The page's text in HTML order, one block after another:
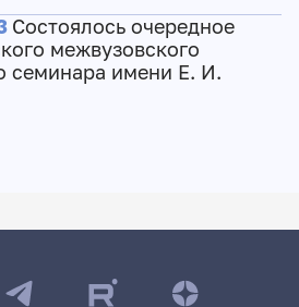
Состоялось очередное
межвузовского
семинара имени Е. И.